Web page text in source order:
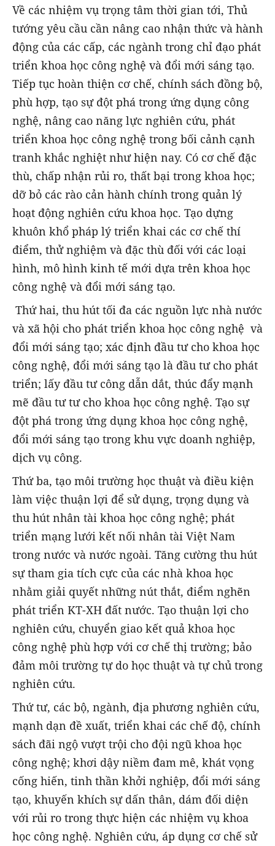
Về các nhiệm vụ trọng tâm thời gian tới, Thủ
tướng yêu cầu cần nâng cao nhận thức và hành
động của các cấp, các ngành trong chỉ đạo phát
triển khoa học công nghệ và đổi mới sáng tạo.
Tiếp tục hoàn thiện cơ chế, chính sách đồng bộ,
phù hợp, tạo sự đột phá trong ứng dụng công
nghệ, nâng cao năng lực nghiên cứu, phát
triển khoa học công nghệ trong bối cảnh cạnh
tranh khắc nghiệt như hiện nay. Có cơ chế đặc
thù, chấp nhận rủi ro, thất bại trong khoa học;
dỡ bỏ các rào cản hành chính trong quản lý
hoạt động nghiên cứu khoa học. Tạo dựng
khuôn khổ pháp lý triển khai các cơ chế thí
điểm, thử nghiệm và đặc thù đối với các loại
hình, mô hình kinh tế mới dựa trên khoa học
công nghệ và đổi mới sáng tạo.
Thứ hai, thu hút tối đa các nguồn lực nhà nước
và xã hội cho phát triển khoa học công nghệ và
đổi mới sáng tạo; xác định đầu tư cho khoa học
công nghệ, đổi mới sáng tạo là đầu tư cho phát
triển; lấy đầu tư công dẫn dắt, thúc đẩy mạnh
mẽ đầu tư tư cho khoa học công nghệ. Tạo sự
đột phá trong ứng dụng khoa học công nghệ,
đổi mới sáng tạo trong khu vực doanh nghiệp,
dịch vụ công.
Thứ ba, tạo môi trường học thuật và điều kiện
làm việc thuận lợi để sử dụng, trọng dụng và
thu hút nhân tài khoa học công nghệ; phát
triển mạng lưới kết nối nhân tài Việt Nam
trong nước và nước ngoài. Tăng cường thu hút
sự tham gia tích cực của các nhà khoa học
nhằm giải quyết những nút thắt, điểm nghẽn
phát triển KT-XH đất nước. Tạo thuận lợi cho
nghiên cứu, chuyển giao kết quả khoa học
công nghệ phù hợp với cơ chế thị trường; bảo
đảm môi trường tự do học thuật và tự chủ trong
nghiên cứu.
Thứ tư, các bộ, ngành, địa phương nghiên cứu,
mạnh dạn đề xuất, triển khai các chế độ, chính
sách đãi ngộ vượt trội cho đội ngũ khoa học
công nghệ; khơi dậy niềm đam mê, khát vọng
cống hiến, tinh thần khởi nghiệp, đổi mới sáng
tạo, khuyến khích sự dấn thân, dám đối diện
với rủi ro trong thực hiện các nhiệm vụ khoa
học công nghệ. Nghiên cứu, áp dụng cơ chế sử